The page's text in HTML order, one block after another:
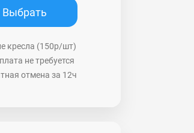
Выбрать
кресла (150р/шт)
не требуется
отмена за 12ч